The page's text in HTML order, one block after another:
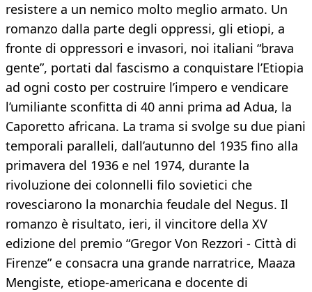
resistere a un nemico molto meglio armato. Un
romanzo dalla parte degli oppressi, gli etiopi, a
fronte di oppressori e invasori, noi italiani “brava
gente”, portati dal fascismo a conquistare l’Etiopia
ad ogni costo per costruire l’impero e vendicare
l’umiliante sconfitta di 40 anni prima ad Adua, la
Caporetto africana. La trama si svolge su due piani
temporali paralleli, dall’autunno del 1935 fino alla
primavera del 1936 e nel 1974, durante la
rivoluzione dei colonnelli filo sovietici che
rovesciarono la monarchia feudale del Negus. Il
romanzo è risultato, ieri, il vincitore della XV
edizione del premio “Gregor Von Rezzori - Città di
Firenze” e consacra una grande narratrice, Maaza
Mengiste, etiope-americana e docente di